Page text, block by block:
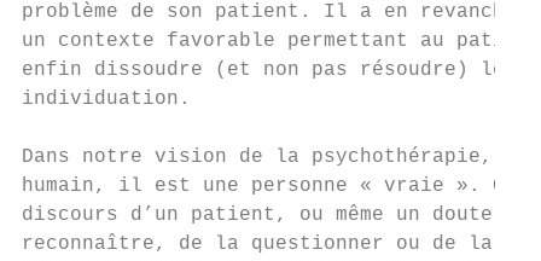
problème de son patient. Il a en
un contexte favorable permettant au
enfin dissoudre (et non pas résoudre) les
individuation.
Dans notre vision de la psychothérapie,
humain, il est une personne « vraie ».
discours d’un patient, ou même un
reconnaître, de la questionner ou de la